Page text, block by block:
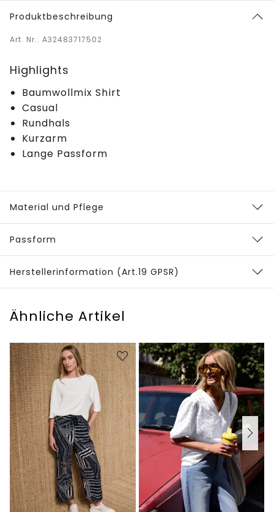
Produktbeschreibung
Art. Nr.: A32483717502
Highlights
Baumwollmix Shirt
Casual
Rundhals
Kurzarm
Lange Passform
Material und Pflege
Passform
Herstellerinformation (Art.19 GPSR)
Ähnliche Artikel